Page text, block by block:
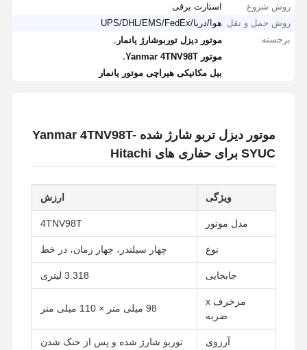
روش شروع
استارت برقی
روش حمل و نقل هوا/دریا/UPS/DHL/EMS/FedEx
برجسته:
موتور دیزل توربوشارژ یانمار
موتور Yanmar 4TNV98T
بیل مکانیکی هیراچی موتور یانمار
موتور دیزل تربو شارژ شده Yanmar 4TNV98T-
SYUC برای حفاری های Hitachi
ویژگی ارزش
مدل موتور 4TNV98T
نوع چهار سیلندر، چهار زمان، در خط
جابجایی 3.318 لیتری
مزخرف x
ضربه
98 میلی متر × 110 میلی متر
آرزوی توربو شارژ شده و پس از خنک شدن